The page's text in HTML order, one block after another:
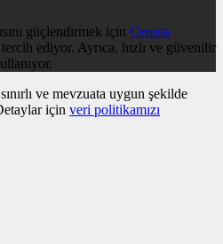
güçlendirmek için Cenuta
ediyor. Ayrıca, hızlı ve güvenilir
ve mevzuata uygun şekilde
için veri politikamızı